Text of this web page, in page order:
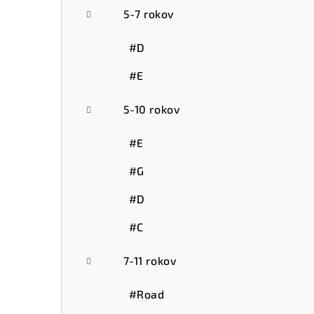
5-7 rokov
#D
#E
5-10 rokov
#E
#G
#D
#C
7-11 rokov
#Road